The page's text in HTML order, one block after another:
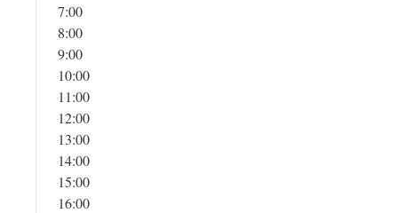
7:00
8:00
9:00
10:00
11:00
12:00
13:00
14:00
15:00
16:00